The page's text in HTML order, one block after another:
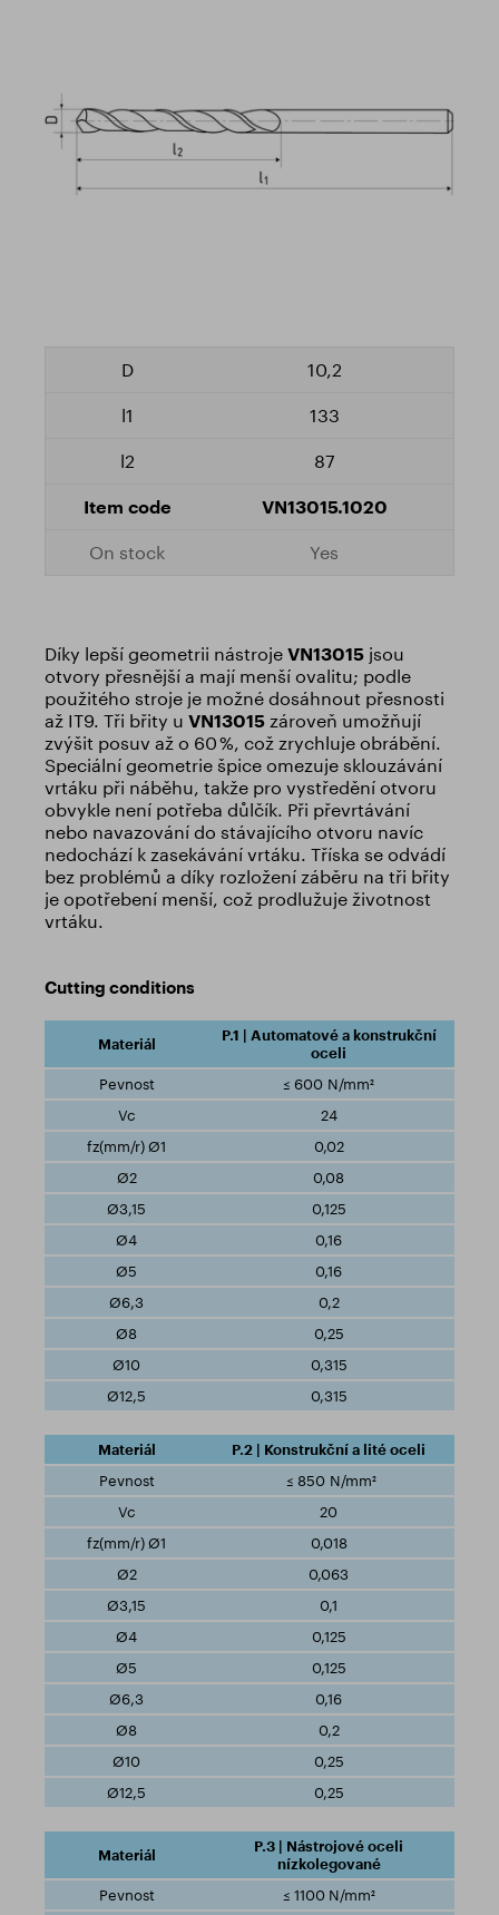
10,2
133
87
VN13015.1020
Yes
Díky lepší geometrii nástroje VN13015 jsou
otvory přesnější a mají menší ovalitu; podle
použitého stroje je možné dosáhnout přesnosti
až IT9. Tři břity u VN13015 zároveň umožňují
zvýšit posuv až o 60 %, což zrychluje obrábění.
Speciální geometrie špice omezuje sklouzávání
vrtáku při náběhu, takže pro vystředění otvoru
obvykle není potřeba důlčík. Při převrtávání
nebo navazování do stávajícího otvoru navíc
nedochází k zasekávání vrtáku. Tříska se odvádí
bez problémů a díky rozložení záběru na tři břity
je opotřebení menší, což prodlužuje životnost
vrtáku.
Cutting conditions
P.1 | Automatové a konstrukční
oceli
≤ 600 N/mm²
24
0,02
0,08
0,125
0,16
0,16
0,2
0,25
0,315
0,315
P.2 | Konstrukční a lité oceli
≤ 850 N/mm²
20
0,018
0,063
0,1
0,125
0,125
0,16
0,2
0,25
0,25
P.3 | Nástrojové oceli
nízkolegované
≤ 1100 N/mm²